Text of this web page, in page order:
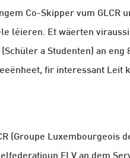
Co-Skipper vum GLCR
léieren. Et wäerten
a Studenten) an eng
fir interessant Leit
(Groupe Luxembourgeois